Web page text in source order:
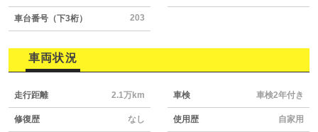
車台番号（下3桁） 203
車両状況
走行距離 2.1万km 車検 車検2年付き
修復歴 なし 使用歴 自家用